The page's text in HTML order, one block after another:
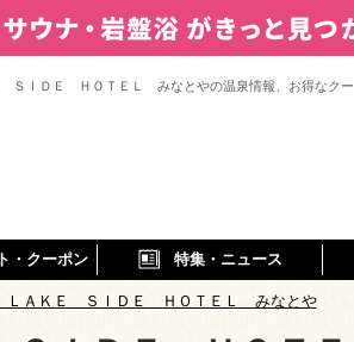
ＩＤＥ ＨＯＴＥＬ みなとやの温泉情報、お得なクー
・クーポン 特集・ニュース
ＬＡＫＥ ＳＩＤＥ ＨＯＴＥＬ みなとや